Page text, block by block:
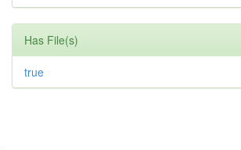
Has File(s)
true